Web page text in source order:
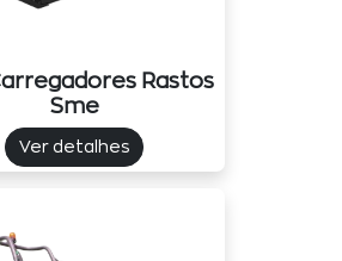
Rastos
Sme
Ver detalhes